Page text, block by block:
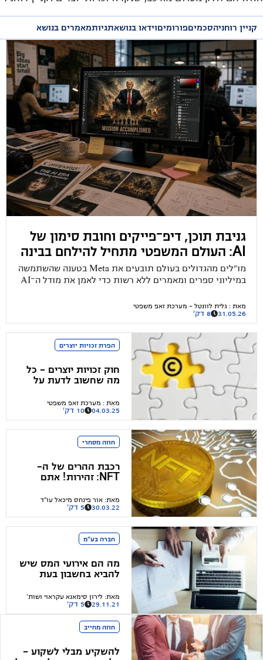
קניין רוחניהסכמיםפורומיםוידאו בנושאתגיותמאמרים בנושא
גניבת תוכן, דיפ־פייקים וחובת סימון של
AI: העולם המשפטי מתחיל להילחם בבינה
המלאכותית
מו"לים מהגדולים בעולם תובעים את Meta בטענה שהשתמשה
במיליוני ספרים ומאמרים ללא רשות כדי לאמן את מודל ה־AI
בבינה מלאכותית ודיפ־פייקים. איך זה עלול להשפיע גם על
השימוש היומיומי שלכם ב – AI?
מאת : גלית לוונטל - מערכת זאפ משפטי
31.05.26 8 דק'
הפרת זכויות יוצרים
חוק זכויות יוצרים – כל
מה שחשוב לדעת על
מאת : מערכת זאפ משפטי
04.03.25 10 דק'
חוזה מסחרי
רכבת ההרים של ה-
NFT: זהירות! אתם
מאת: אור פינחס מיכאל עו"ד
30.03.22 5 דק'
חברה בע"מ
מה הם אירועי המס שיש
להביא בחשבון בעת
מדריך
מאת: לירון סימאנא עקראוי ושות'
29.11.21 5 דק'
חוזה מחייב
להשקיע מבלי לשקוע -